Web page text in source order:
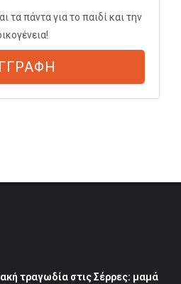
τα πάντα για το παιδί και την
τραγωδία στις Σέρρες: μαμά